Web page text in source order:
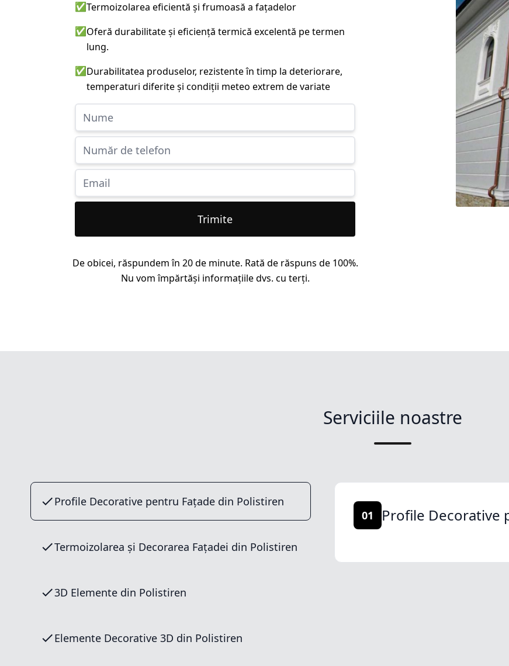
✅Termoizolarea eficientă și frumoasă a fațadelor
✅Oferă durabilitate și eficiență termică excelentă pe termen
lung.
✅Durabilitatea produselor, rezistente în timp la deteriorare,
temperaturi diferite și condiții meteo extrem de variate
Trimite
De obicei, răspundem în 20 de minute. Rată de răspuns de 100%.
Nu vom împărtăși informațiile dvs. cu terți.
Serviciile noastre
Profile Decorative pentru Fațade din Polistiren
Termoizolarea și Decorarea Fațadei din Polistiren
3D Elemente din Polistiren
Elemente Decorative 3D din Polistiren
01 Profile Decorative